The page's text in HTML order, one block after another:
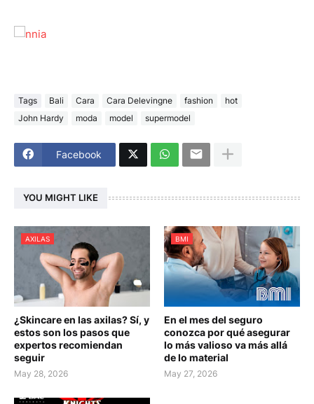
Tags Bali Cara Cara Delevingne fashion
hot
John Hardy
moda model supermodel
Facebook
YOU MIGHT LIKE
AXILAS
¿Skincare en las axilas? Sí, y
estos son los pasos que
expertos recomiendan
seguir
May 28, 2026
BMI
En el mes del seguro
conozca por qué asegurar
lo más valioso va más allá
de lo material
May 27, 2026